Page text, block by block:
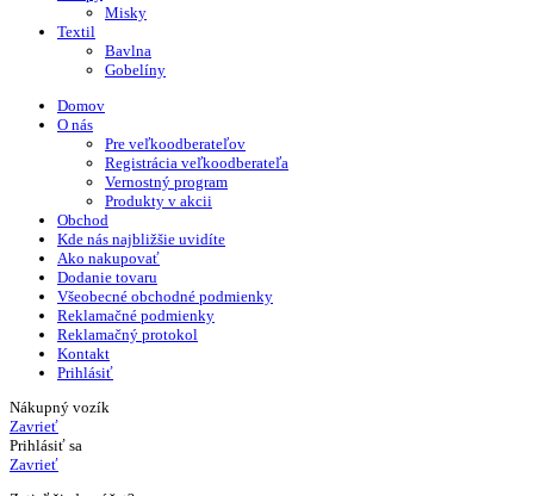
Misky
Textil
Bavlna
Gobelíny
Domov
O nás
Pre veľkoodberateľov
Registrácia veľkoodberateľa
Vernostný program
Produkty v akcii
Obchod
Kde nás najbližšie uvidíte
Ako nakupovať
Dodanie tovaru
Všeobecné obchodné podmienky
Reklamačné podmienky
Reklamačný protokol
Kontakt
Prihlásiť
Nákupný vozík
Zavrieť
Prihlásiť sa
Zavrieť